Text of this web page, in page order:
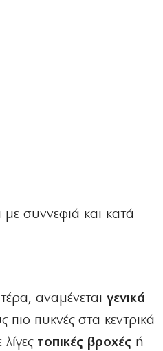
συννεφιά και κατά
αναμένεταιγενικά
πυκνές στα κεντρικά
τοπικές βροχές ή